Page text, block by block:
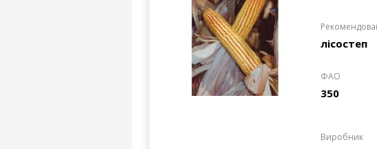
лісостеп
ФАО
350
Виробник